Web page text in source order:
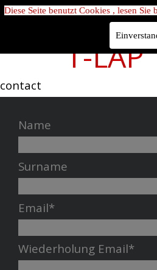
Diese Seite benutzt Cookies , lesen Sie
T-LAP
contact
Name
Surname
Email*
Wiederholung Email*